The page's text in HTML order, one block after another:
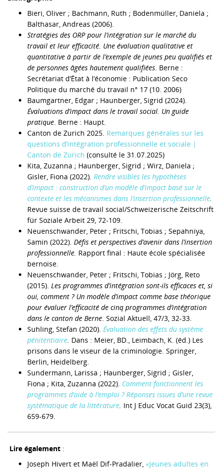
Bieri, Oliver ; Bachmann, Ruth ; Bodenmüller, Daniela ;
Balthasar, Andreas (2006).
Stratégies des ORP pour l’intégration sur le marché du
travail et leur efficacité. Une évaluation qualitative et
quantitative à partir de l’exemple de jeunes peu qualifiés et
de personnes âgées hautement qualifiées. Berne :
Secrétariat d’État à l’économie : Publication Seco
Politique du marché du travail n° 17 (10. 2006)
Baumgartner, Edgar ; Haunberger, Sigrid (2024).
Évaluations d’impact dans le travail social. Un guide
pratique. Berne : Haupt.
Canton de Zurich 2025. Remarques générales sur les
questions d’intégration professionnelle et sociale |
Canton de Zurich (consulté le 31.07.2025)
Kita, Zuzanna ; Haunberger, Sigrid ; Wirz, Daniela ;
Gisler, Fiona (2022). Rendre visibles les hypothèses
d’impact : construction d’un modèle d’impact basé sur le
contexte et les mécanismes dans l’insertion professionnelle.
Revue suisse de travail social/Schweizerische Zeitschrift
für Soziale Arbeit 29, 72-109.
Neuenschwander, Peter ; Fritschi, Tobias ; Sepahniya,
Samin (2022). Défis et perspectives d’avenir dans l’insertion
professionnelle. Rapport final : Haute école spécialisée
bernoise.
Neuenschwander, Peter ; Fritschi, Tobias ; Jörg, Reto
(2015). Les programmes d’intégration sont-ils efficaces et, si
oui, comment ? Un modèle d’impact comme base théorique
pour évaluer l’efficacité de cinq programmes d’intégration
dans le canton de Berne. Sozial Aktuell, 47/3, 32-33.
Suhling, Stefan (2020). Évaluation des effets du système
pénitentiaire. Dans : Meier, BD., Leimbach, K. (éd.) Les
prisons dans le viseur de la criminologie. Springer,
Berlin, Heidelberg.
Sundermann, Larissa ; Haunberger, Sigrid ; Gisler,
Fiona ; Kita, Zuzanna (2022). Comment fonctionnent les
programmes d’aide à l’emploi ? Réponses issues d’une revue
systématique de la littérature. Int J Educ Vocat Guid 23(3),
659-679.
Lire également :
Joseph Hivert et Maël Dif-Pradalier, «Jeunes adultes en